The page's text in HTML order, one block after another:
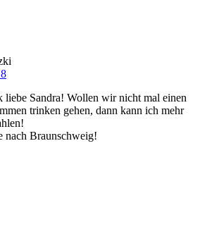
liebe Sandra! Wollen wir nicht mal einen
trinken gehen, dann kann ich mehr
nach Braunschweig!